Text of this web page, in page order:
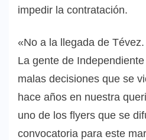
impedir la contratación.
«No a la llegada de
La gente de
malas decisiones que se
hace años en nuestra
uno de los flyers que se
convocatoria para este